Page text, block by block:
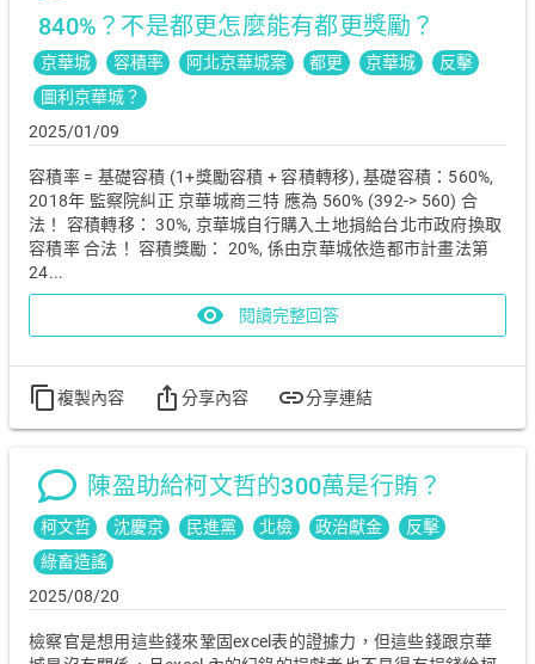
840%？不是都更怎麼能有都更獎勵？
京華城 容積率 阿北京華城案 都更 京華城​
反擊
圖利京華城？
2025/01/09
容積率 = 基礎容積 (1+獎勵容積 + 容積轉移), 基礎容積：560%,
2018年 監察院糾正 京華城商三特 應為 560% (392-> 560) 合
法！ 容積轉移： 30%, 京華城自行購入土地捐給台北市政府換取
容積率 合法！ 容積獎勵： 20%, 係由京華城依造都市計畫法第
24...
visibility 閱讀完整回答
content_copy複製內容 ios_share 分享內容 link分享連結
陳盈助給柯文哲的300萬是行賄？
柯文哲 沈慶京 民進黨 北檢 政治獻金
反擊
綠畜造謠
2025/08/20
檢察官是想用這些錢來鞏固excel表的證據力，但這些錢跟京華